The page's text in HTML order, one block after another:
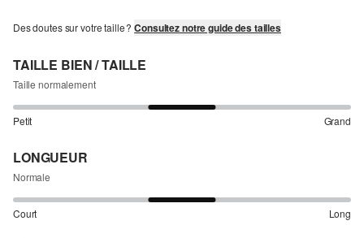
Des doutes sur votre taille ?Consultez notre guide des tailles
TAILLE BIEN / TAILLE
Taille normalement
Petit Grand
LONGUEUR
Normale
Court Long